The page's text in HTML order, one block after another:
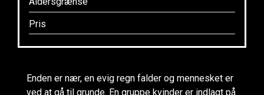
Enden er nær, en evig regn falder og mennesket er
ved at gå til grunde. En gruppe kvinder er indlagt på
Pris